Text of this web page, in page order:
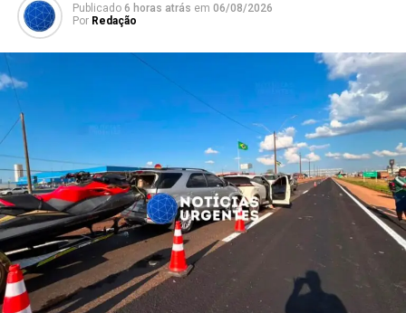
Publicado 6 horas atrás em 06/08/2026
Por Redação